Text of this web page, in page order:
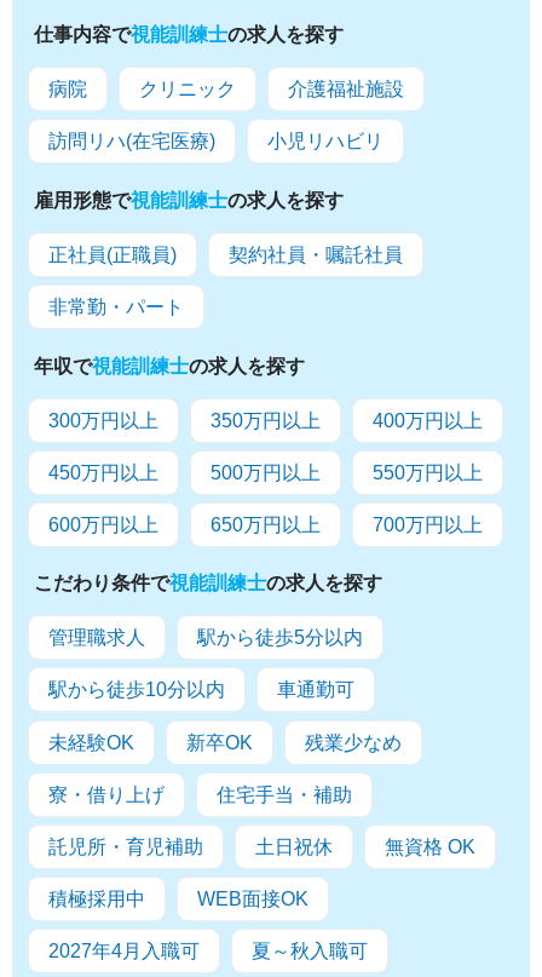
仕事内容で視能訓練士の求人を探す
病院 クリニック 介護福祉施設
訪問リハ(在宅医療) 小児リハビリ
雇用形態で視能訓練士の求人を探す
正社員(正職員) 契約社員・嘱託社員
非常勤・パート
年収で視能訓練士の求人を探す
300万円以上 350万円以上 400万円以上
450万円以上 500万円以上 550万円以上
600万円以上 650万円以上 700万円以上
こだわり条件で視能訓練士の求人を探す
管理職求人 駅から徒歩5分以内
駅から徒歩10分以内 車通勤可
未経験OK 新卒OK 残業少なめ
寮・借り上げ 住宅手当・補助
託児所・育児補助 土日祝休 無資格 OK
積極採用中 WEB面接OK
2027年4月入職可 夏～秋入職可